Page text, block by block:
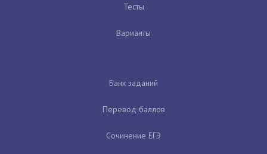
Тесты
Варианты
Банк заданий
Перевод баллов
Сочинение ЕГЭ